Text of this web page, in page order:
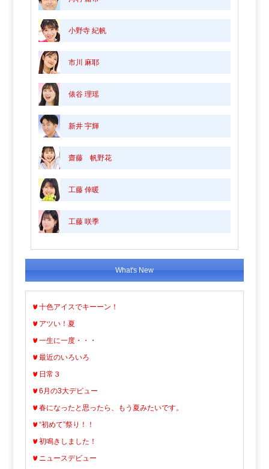
小野寺 紀帆
市川 麻耶
俵谷 理瑶
新井 宇輝
齋藤 帆野花
工藤 倖暖
工藤 咲季
What's New
十色アイスでキーーン！
アツい！夏
一生に一度・・・
最近のいろいろ
日常３
6月の3大デビュー
春になったと思ったら、もう夏みたいです。
“初めて”祭り！！
初鳴きしました！
ニュースデビュー